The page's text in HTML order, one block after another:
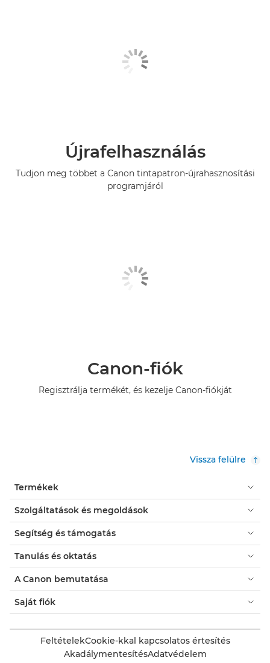
Újrafelhasználás
Tudjon meg többet a Canon tintapatron-újrahasznosítási
programjáról
Canon-fiók
Regisztrálja termékét, és kezelje Canon-fiókját
Vissza felülre
Termékek
Szolgáltatások és megoldások
Segítség és támogatás
Tanulás és oktatás
A Canon bemutatása
Saját fiók
FeltételekCookie-kkal kapcsolatos értesítés
AkadálymentesítésAdatvédelem